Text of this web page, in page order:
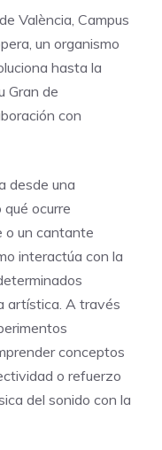
València, Campus
un organismo
hasta la
Gran de
con
desde una
ocurre
o un cantante
interactúa con la
artística. A través
conceptos
o refuerzo
del sonido con la